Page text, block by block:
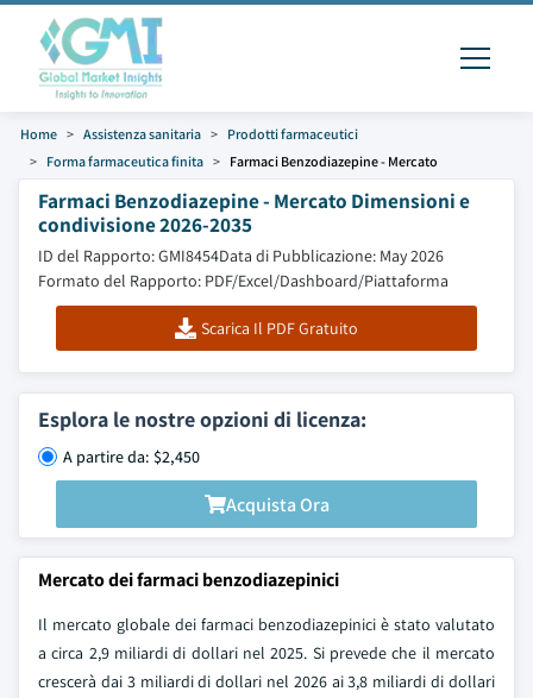
Home Assistenza sanitaria
Prodotti farmaceutici
Forma farmaceutica finita
Farmaci Benzodiazepine - Mercato
Farmaci Benzodiazepine - Mercato Dimensioni e
condivisione 2026-2035
ID del Rapporto: GMI8454Data di Pubblicazione: May 2026
Formato del Rapporto: PDF/Excel/Dashboard/Piattaforma
Scarica Il PDF Gratuito
Esplora le nostre opzioni di licenza:
A partire da: $2,450
Acquista Ora
Mercato dei farmaci benzodiazepinici
Il mercato globale dei farmaci benzodiazepinici è stato valutato
a circa 2,9 miliardi di dollari nel 2025. Si prevede che il mercato
crescerà dai 3 miliardi di dollari nel 2026 ai 3,8 miliardi di dollari